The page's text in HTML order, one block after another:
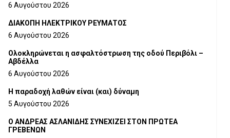
6 Αυγούστου 2026
ΔΙΑΚΟΠΗ ΗΛΕΚΤΡΙΚΟΥ ΡΕΥΜΑΤΟΣ
6 Αυγούστου 2026
Ολοκληρώνεται η ασφαλτόστρωση της οδού Περιβόλι –
Αβδέλλα
6 Αυγούστου 2026
H παραδοχή λαθών είναι (και) δύναμη
5 Αυγούστου 2026
Ο ΑΝΔΡΕΑΣ ΑΣΛΑΝΙΔΗΣ ΣΥΝΕΧΙΖΕΙ ΣΤΟΝ ΠΡΩΤΕΑ
ΓΡΕΒΕΝΩΝ